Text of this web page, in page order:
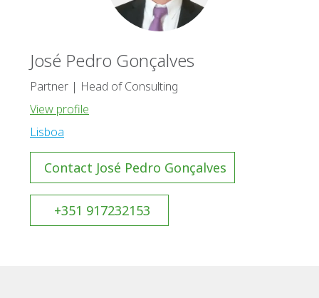
José Pedro Gonçalves
Partner | Head of Consulting
View profile
Lisboa
Contact José Pedro Gonçalves
+351 917232153